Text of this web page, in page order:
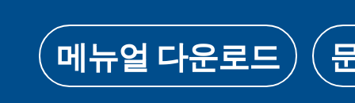
메뉴얼 다운로드